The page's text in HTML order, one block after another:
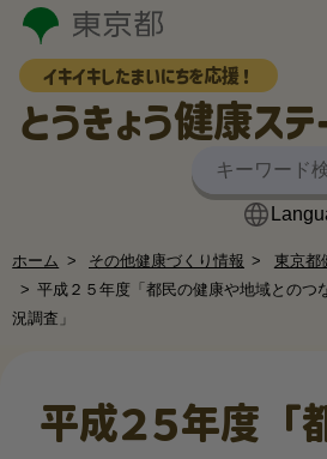
イキイキしたまいにちを応援！
とうきょう健康ステ
ホーム その他健康づくり情報
東京都
平成２５年度「都民の健康や地域とのつ
況調査」
平成２５年度「